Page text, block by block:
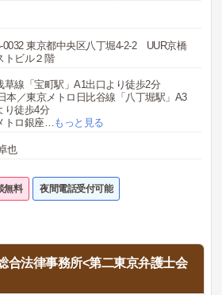
0032 東京都中央区八丁堀4-2-2 UUR京橋
トビル２階
草線「宝町駅」A1出口より徒歩2分
本／東京メトロ日比谷線「八丁堀駅」A3
り徒歩4分
トロ銀座… もっと見る
也
無料 夜間電話受付可能
合法律事務所<第二東京弁護士会